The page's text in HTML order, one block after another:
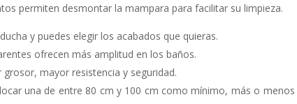
permiten desmontar la mampara para facilitar su limpieza.
y puedes elegir los acabados que quieras.
ofrecen más amplitud en los baños.
mayor resistencia y seguridad.
una de entre 80 cm y 100 cm como mínimo, más o